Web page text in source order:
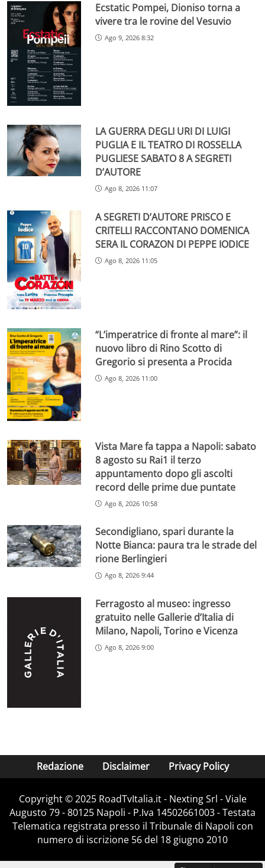
Ecstatic Pompei, Dioniso torna a
vivere tra le rovine del Vesuvio
Ago 9, 2026 8:32
LA GUERRA DEGLI URI DI LUIGI
PUGLIA E IL TEATRO DI ROSSELLA
PUGLIESE SABATO 8 A SEGRETI
D’AUTORE
Ago 8, 2026 11:07
A SEGRETI D’AUTORE PRISCO E
CRITELLI RACCONTANO DOMENICA
SERA IL CORAZON DI PEPPE IODICE
Ago 8, 2026 11:05
“L’imperatrice di fronte al mare”: il
nuovo libro di Rino Scotto di
Gregorio si presenta a Procida
Ago 8, 2026 11:00
Vista Mare fa tappa a Napoli: sabato
8 agosto su Rai1 il terzo
appuntamento dopo gli ascolti
record delle prime due puntate
Ago 8, 2026 10:58
Secondigliano, spari durante la
Notte Bianca: paura tra le strade del
rione Berlingieri
Ago 8, 2026 9:44
Ferragosto al museo: ingresso
gratuito nelle Gallerie d’Italia di
Milano, Napoli, Torino e Vicenza
Ago 8, 2026 9:00
Redazione Disclaimer Privacy Policy
Copyright ©️ 2025 RoadTvItalia.it - Nexting Srl - Viale
Augusto 79 - 80125 Napoli - P.Iva 14502661003 - Testata
Telematica registrata presso il Tribunale di Napoli con
numero di iscrizione 56 del 18 giugno 2010